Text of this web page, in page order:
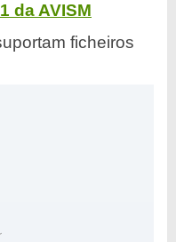
da AVISM
ficheiros